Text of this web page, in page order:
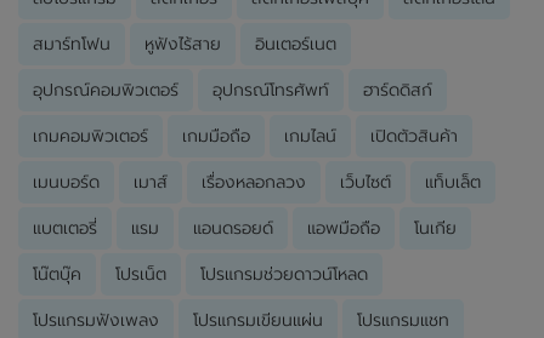
สมาร์ทโฟน หูฟังไร้สาย อินเตอร์เนต
อุปกรณ์คอมพิวเตอร์ อุปกรณ์โทรศัพท์ ฮาร์ดดิสก์
เกมคอมพิวเตอร์ เกมมือถือ เกมไลน์ เปิดตัวสินค้า
เมนบอร์ด เมาส์ เรื่องหลอกลวง เว็บไซต์ แท็บเล็ต
แบตเตอรี่ แรม แอนดรอยด์ แอพมือถือ โนเกีย
โน๊ตบุ๊ค โปรเน็ต โปรแกรมช่วยดาวน์โหลด
โปรแกรมฟังเพลง โปรแกรมเขียนแผ่น โปรแกรมแชท